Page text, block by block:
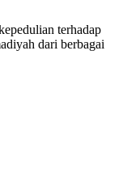
terhadap
dari berbagai